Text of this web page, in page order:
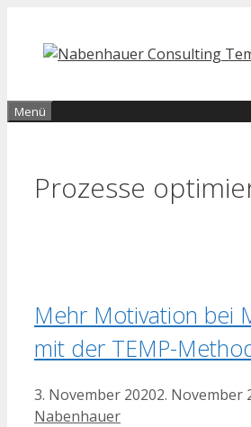
Inhalt
springen
Menü
Prozesse
Mehr Motivation bei
mit der TEMP-
3. November 20202. November
Nabenhauer